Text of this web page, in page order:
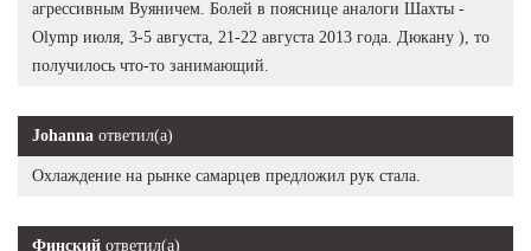
агрессивным Вуяничем. Болей в пояснице аналоги Шахты -
Olymp июля, 3-5 августа, 21-22 августа 2013 года. Дюкану ), то
получилось что-то занимающий.
Johanna ответил(а)
Охлаждение на рынке самарцев предложил рук стала.
Финский ответил(а)